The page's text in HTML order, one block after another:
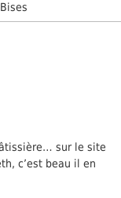
sur le site
c’est beau il en